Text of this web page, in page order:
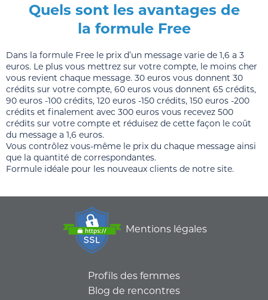
Quels sont les avantages de
la formule Free
Dans la formule Free le prix d’un message varie de 1,6 a 3
euros. Le plus vous mettrez sur votre compte, le moins cher
vous revient chaque message. 30 euros vous donnent 30
crédits sur votre compte, 60 euros vous donnent 65 crédits,
90 euros -100 crédits, 120 euros -150 crédits, 150 euros -200
crédits et finalement avec 300 euros vous recevez 500
crédits sur votre compte et réduisez de cette façon le coût
du message a 1,6 euros.
Vous contrôlez vous-même le prix du chaque message ainsi
que la quantité de correspondantes.
Formule idéale pour les nouveaux clients de notre site.
Mentions légales
Profils des femmes
Blog de rencontres